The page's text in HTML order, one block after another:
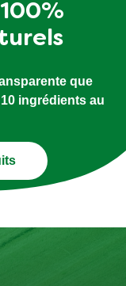
que
ingrédients au